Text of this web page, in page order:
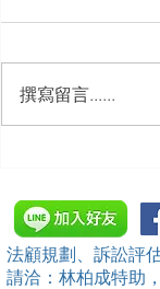
訓練）課程，邀
靖棠律師 擔任
撰寫留言......
法顧規劃、訴訟評
請洽：林柏成特助